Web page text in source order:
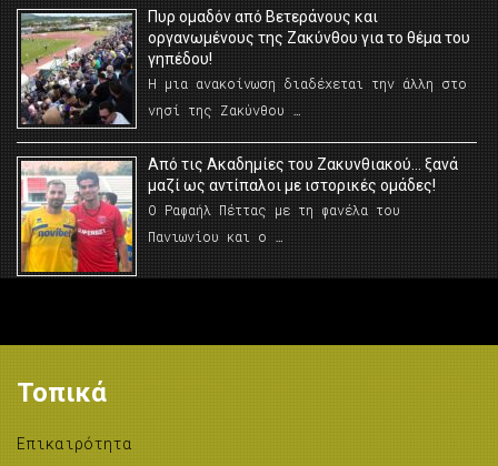
Πυρ ομαδόν από Βετεράνους και
οργανωμένους της Ζακύνθου για το θέμα του
γηπέδου!
Η μια ανακοίνωση διαδέχεται την άλλη στο
νησί της Ζακύνθου …
Από τις Ακαδημίες του Ζακυνθιακού… ξανά
μαζί ως αντίπαλοι με ιστορικές ομάδες!
Ο Ραφαήλ Πέττας με τη φανέλα του
Πανιωνίου και ο …
Τοπικά
Επικαιρότητα